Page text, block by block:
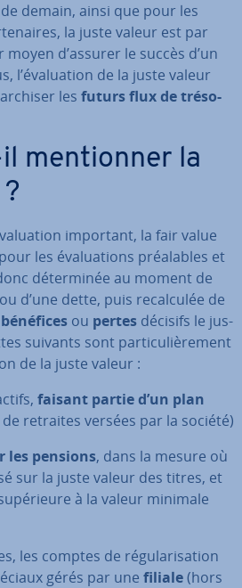
demain, ainsi que pour les
la juste valeur est par
d’assurer le succès d’un
l’éva­lua­tion de la juste valeur
les futurs flux de tré­so­
men­tion­ner la
important, la fair value
les éva­lua­tions préa­lables et
dé­ter­mi­née au moment de
d’une dette, puis re­cal­cu­lée de
bénéfices ou pertes décisifs le jus­
suivants sont par­ti­cu­liè­re­ment
de la juste valeur :
faisant partie d’un plan
retraites versées par la société)
les pensions, dans la mesure où
sur la juste valeur des titres, et
à la valeur minimale
les comptes de ré­gu­la­ri­sa­tion
gérés par une filiale(hors